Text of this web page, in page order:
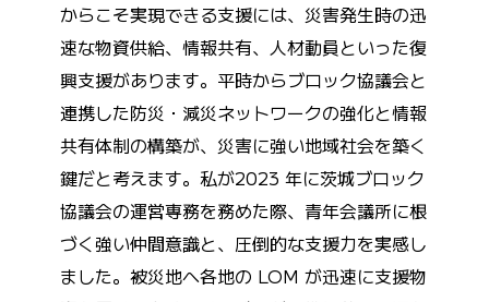
からこそ実現できる支援には、災害発生時の迅
速な物資供給、情報共有、人材動員といった復
興支援があります。平時からブロック協議会と
連携した防災・減災ネットワークの強化と情報
共有体制の構築が、災害に強い地域社会を築く
鍵だと考えます。私が2023 年に茨城ブロック
協議会の運営専務を務めた際、青年会議所に根
づく強い仲間意識と、圧倒的な支援力を実感し
ました。被災地へ各地の LOM が迅速に支援物